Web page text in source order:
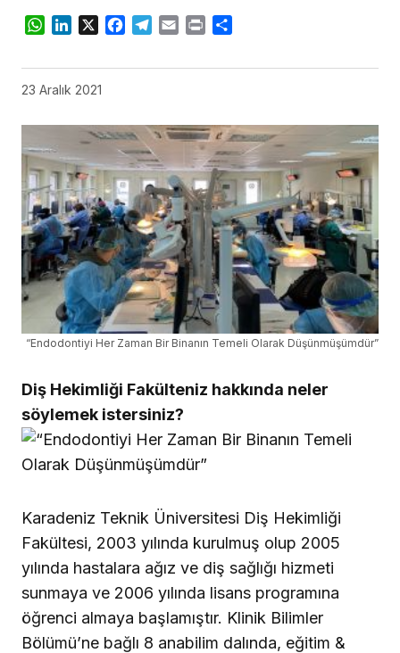
WhatsApp
LinkedIn
X Facebook
Telegram
Email Print
23 Aralık 2021
“Endodontiyi Her Zaman Bir Binanın Temeli Olarak Düşünmüşümdür”
Diş Hekimliği Fakülteniz hakkında neler
söylemek istersiniz?
Karadeniz Teknik Üniversitesi Diş Hekimliği
Fakültesi, 2003 yılında kurulmuş olup 2005
yılında hastalara ağız ve diş sağlığı hizmeti
sunmaya ve 2006 yılında lisans programına
öğrenci almaya başlamıştır. Klinik Bilimler
Bölümü’ne bağlı 8 anabilim dalında, eğitim &